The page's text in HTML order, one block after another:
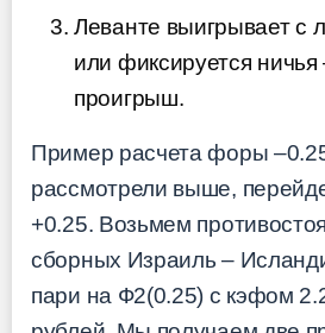
Леванте выигрывает с
или фиксируется
проигрыш.
Пример расчета форы
рассмотрели выше,
+0.25. Возьмем
сборных Израиль –
пари на Ф2(0.25) с кэфом